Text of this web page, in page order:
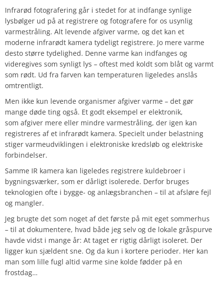
Infrarød fotografering går i stedet for at indfange synlige
lysbølger ud på at registrere og fotografere for os usynlig
varmestråling. Alt levende afgiver varme, og det kan et
moderne infrarødt kamera tydeligt registrere. Jo mere varme
desto større tydelighed. Denne varme kan indfanges og
videregives som synligt lys – oftest med koldt som blåt og varmt
som rødt. Ud fra farven kan temperaturen ligeledes anslås
omtrentligt.
Men ikke kun levende organismer afgiver varme – det gør
mange døde ting også. Et godt eksempel er elektronik,
som afgiver mere eller mindre varmestråling, der igen kan
registreres af et infrarødt kamera. Specielt under belastning
stiger varmeudviklingen i elektroniske kredsløb og elektriske
forbindelser.
Samme IR kamera kan ligeledes registrere kuldebroer i
bygningsværker, som er dårligt isolerede. Derfor bruges
teknologien ofte i bygge- og anlægsbranchen – til at afsløre fejl
og mangler.
Jeg brugte det som noget af det første på mit eget sommerhus
– til at dokumentere, hvad både jeg selv og de lokale gråspurve
havde vidst i mange år: At taget er rigtig dårligt isoleret. Der
ligger kun sjældent sne. Og da kun i kortere perioder. Her kan
man som lille fugl altid varme sine kolde fødder på en
frostdag…